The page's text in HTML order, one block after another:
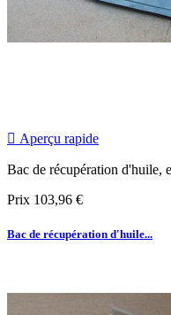
 Aperçu rapide
Bac de récupération d'huile,
Prix 103,96 €
Bac de récupération d'huile...